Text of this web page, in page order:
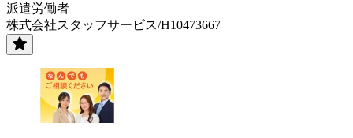
派遣労働者
株式会社スタッフサービス/H10473667